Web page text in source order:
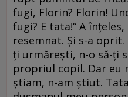
fugi, Florin? Florin!
fugi? E tata!“ A înţeles,
resemnat. Şi s-a oprit.
ţi urmăreşti, n-o să-ţi
propriul copil. Dar eu
ştiam, n-am ştiut.